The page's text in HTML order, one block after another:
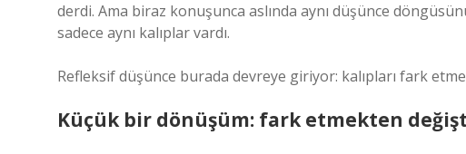
derdi. Ama biraz konuşunca aslında aynı düşünce
sadece aynı kalıplar vardı.
Refleksif düşünce burada devreye giriyor: kalıpları fark
Küçük bir dönüşüm: fark etmekten